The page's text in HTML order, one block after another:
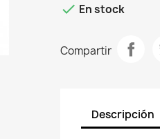
 En stock
Compartir
Descripción